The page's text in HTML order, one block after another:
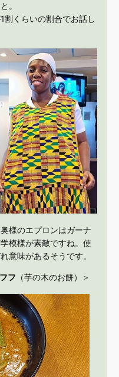
。
割くらいの割合でお話し
様のエプロンはガーナ
模様が素敵ですね。使
意味があるそうです。
フフ （芋の木のお餅）＞